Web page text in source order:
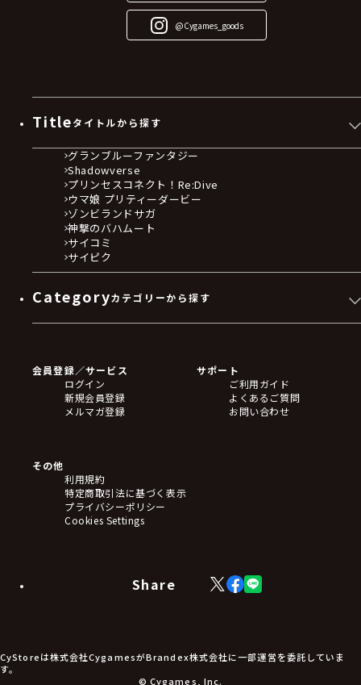
@Cygames_goods
Titleタイトルから探す
グランブルーファンタジー
Shadowverse
プリンセスコネクト！Re:Dive
ウマ娘 プリティーダービー
ゾンビランドサガ
神撃のバハムート
サイコミ
サイピク
Categoryカテゴリーから探す
フィギュア
アクリルスタンド
バッジ
キーホルダー・ストラップ
ステッカー・シール・カード
タペストリー・ポスター
アームサポーター
ブレードホルダー
食品・飲料品
アパレル小物
アクセサリー
会員登録／サービス
ログイン
新規会員登録
メルマガ登録
サポート
ご利用ガイド
よくあるご質問
お問い合わせ
その他
利用規約
特定商取引法に基づく表示
プライバシーポリシー
Cookies Settings
Share
X
(Twitter)
Facebook
LINE
CyStoreは株式会社CygamesがBrandex株式会社に一部運営を委託していま
す。
© Cygames, Inc.